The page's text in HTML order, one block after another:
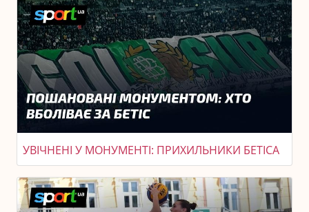
УВІЧНЕНІ У МОНУМЕНТІ: ПРИХИЛЬНИКИ БЕТІСА